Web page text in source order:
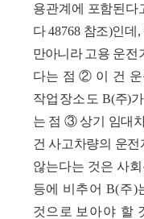
용관계에 포함된다
다48768 참조)인데 ,
만아니라 고용 운전
다는 점② 이 건
작업장소도 B(주)가
는 점 ③ 상기 임대
건 사고차량의 운
않는다는 것은 사
등에 비추어 B(주)
것으로 보아야 할